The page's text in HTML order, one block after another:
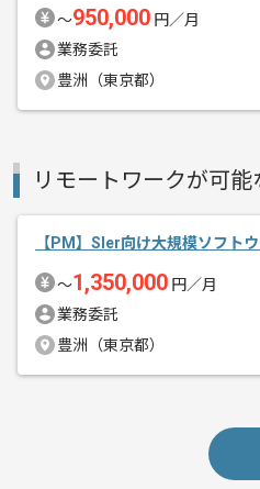
商談回
作業
エージェントからのコ
メント
新し
経験
〜950,000 円／月
業務委託
豊洲（東京都）
リモートワークが可能
【PM】Sler向け大規模ソフト
〜1,350,000 円／月
業務委託
豊洲（東京都）